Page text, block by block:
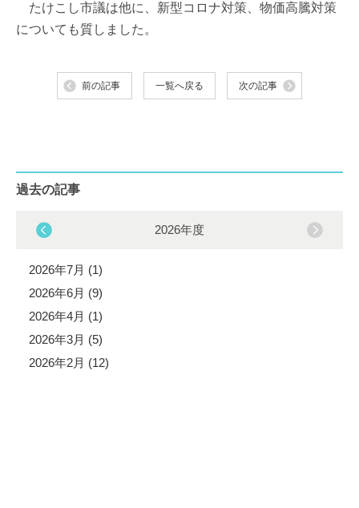
たけこし市議は他に、新型コロナ対策、物価高騰対策
についても質しました。
前の記事 一覧へ戻る 次の記事
過去の記事
2026年度
2026年7月 (1)
2026年6月 (9)
2026年4月 (1)
2026年3月 (5)
2026年2月 (12)